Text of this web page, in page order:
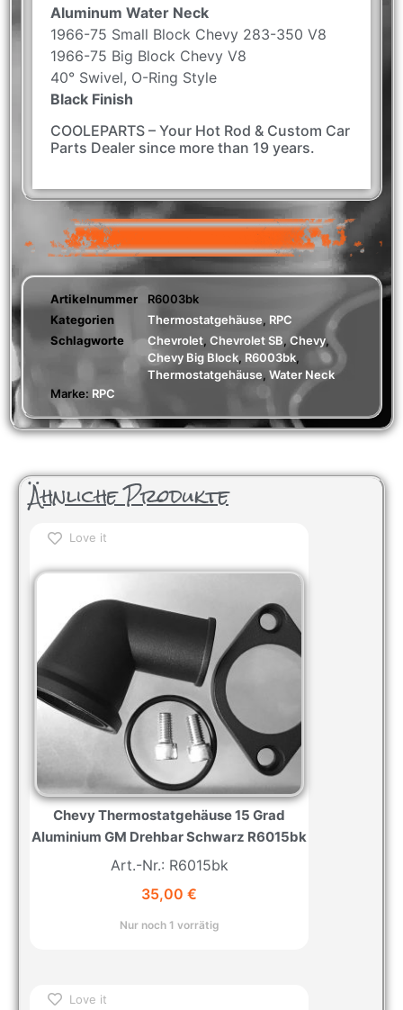
Aluminum Water Neck
1966-75 Small Block Chevy 283-350 V8
1966-75 Big Block Chevy V8
40° Swivel, O-Ring Style
Black Finish
COOLEPARTS – Your Hot Rod & Custom Car
Parts Dealer since more than 19 years.
Artikelnummer
R6003bk
Kategorien
Thermostatgehäuse, RPC
Schlagworte
Chevrolet, Chevrolet SB, Chevy,
Chevy Big Block, R6003bk
Thermostatgehäuse, Water Neck
Marke: RPC
Ähnliche Produkte
Love it
Chevy Thermostatgehäuse 15 Grad
Aluminium GM Drehbar Schwarz R6015bk
Art.-Nr.: R6015bk
35,00 €
Nur noch 1 vorrätig
Love it